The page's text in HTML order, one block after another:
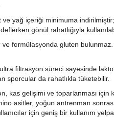
yağ içeriği minimuma
gönül rahatlığıyla
formülasyonda gluten
filtrasyon süreci sayesinde
sporcular da rahatlıkla tüketebilir.
kas gelişimi ve toparlanması
asitler, yoğun antrenman
için geniş bir kullanım